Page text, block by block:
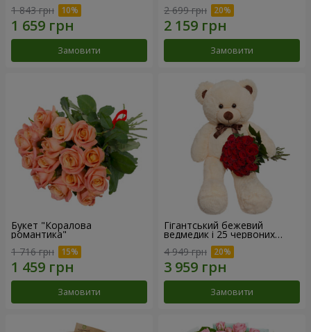
1 843 грн
Замовити
2 699 грн
Замовити
Букет "Коралова
романтика"
1 716 грн
Замовити
Гігантський бежевий
ведмедик і 25 червоних
троянд
4 949 грн
Замовити